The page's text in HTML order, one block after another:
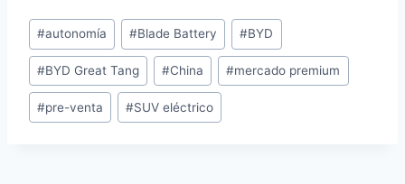
Etiquetas
de
la
entrada:
#autonomía #Blade Battery #BYD
#BYD Great Tang #China #mercado premium
#pre-venta #SUV eléctrico